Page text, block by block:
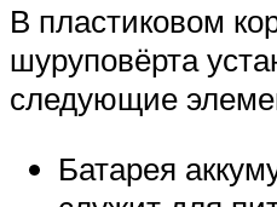
В пластиковом
шуруповёрта
следующие
Батарея